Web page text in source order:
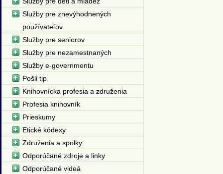
Služby pre znevýhodnených
používateľov
Služby pre seniorov
Služby pre nezamestnaných
Služby e-governmentu
Pošli tip
Knihovnícka profesia a združenia
Profesia knihovník
Prieskumy
Etické kódexy
Združenia a spolky
Odporúčané zdroje a linky
Odporúčané videá